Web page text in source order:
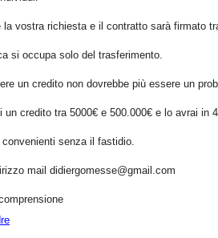
la vostra richiesta e il contratto sarà firmato
si occupa solo del trasferimento.
un credito non dovrebbe più essere un
un credito tra 5000€ e 500.000€ e lo avrai in
convenienti senza il fastidio.
mail didiergomesse@gmail.com